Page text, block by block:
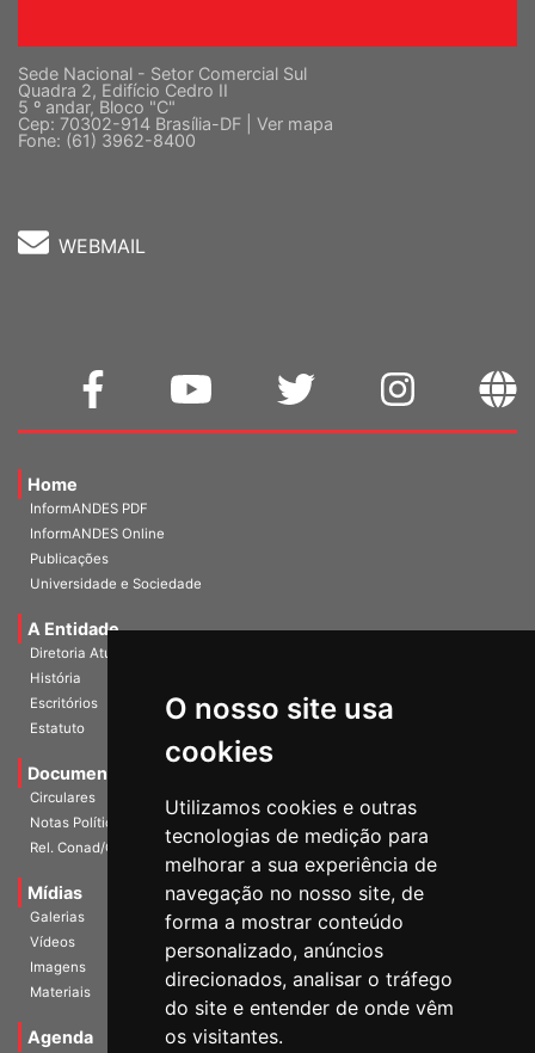
O nosso site usa
cookies
Utilizamos cookies e outras
tecnologias de medição para
melhorar a sua experiência de
navegação no nosso site, de
forma a mostrar conteúdo
personalizado, anúncios
direcionados, analisar o tráfego
do site e entender de onde vêm
os visitantes.
Sede Nacional - Setor Comercial Sul
Quadra 2, Edifício Cedro II
5 º andar, Bloco "C"
Cep: 70302-914 Brasília-DF | Ver mapa
Fone: (61) 3962-8400
WEBMAIL
Home
InformANDES PDF
InformANDES Online
Publicações
Universidade e Sociedade
A Entidade
Diretoria Atual
História
Escritórios
Estatuto
Documentos
Circulares
Notas Políticas
Rel. Conad/Congresso
Mídias
Galerias
Vídeos
Imagens
Materiais
Agenda